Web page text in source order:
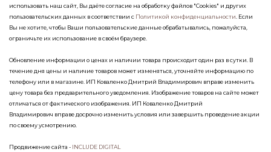
использовать наш сайт, Вы даёте согласие на обработку файлов "Cookies" и других
пользовательских данных в соответствии с Политикой конфиденциальности . Если
Вы не хотите, чтобы Ваши пользовательские данные обрабатывались, пожалуйста,
ограничьте их использование в своём браузере.
Обновление информации о ценах и наличии товара происходит один раз в сутки. В
течение дня цены и наличие товаров может изменяться, уточняйте информацию по
телефону или в магазине. ИП Коваленко Дмитрий Владимирович вправе изменить
цену товара без предварительного уведомления. Изображение товаров на сайте может
отличаться от фактического изображения. ИП Коваленко Дмитрий
Владимирович вправе досрочно изменить условия или завершить проведение акции
по своему усмотрению.
Продвижение сайта - INCLUDE DIGITAL